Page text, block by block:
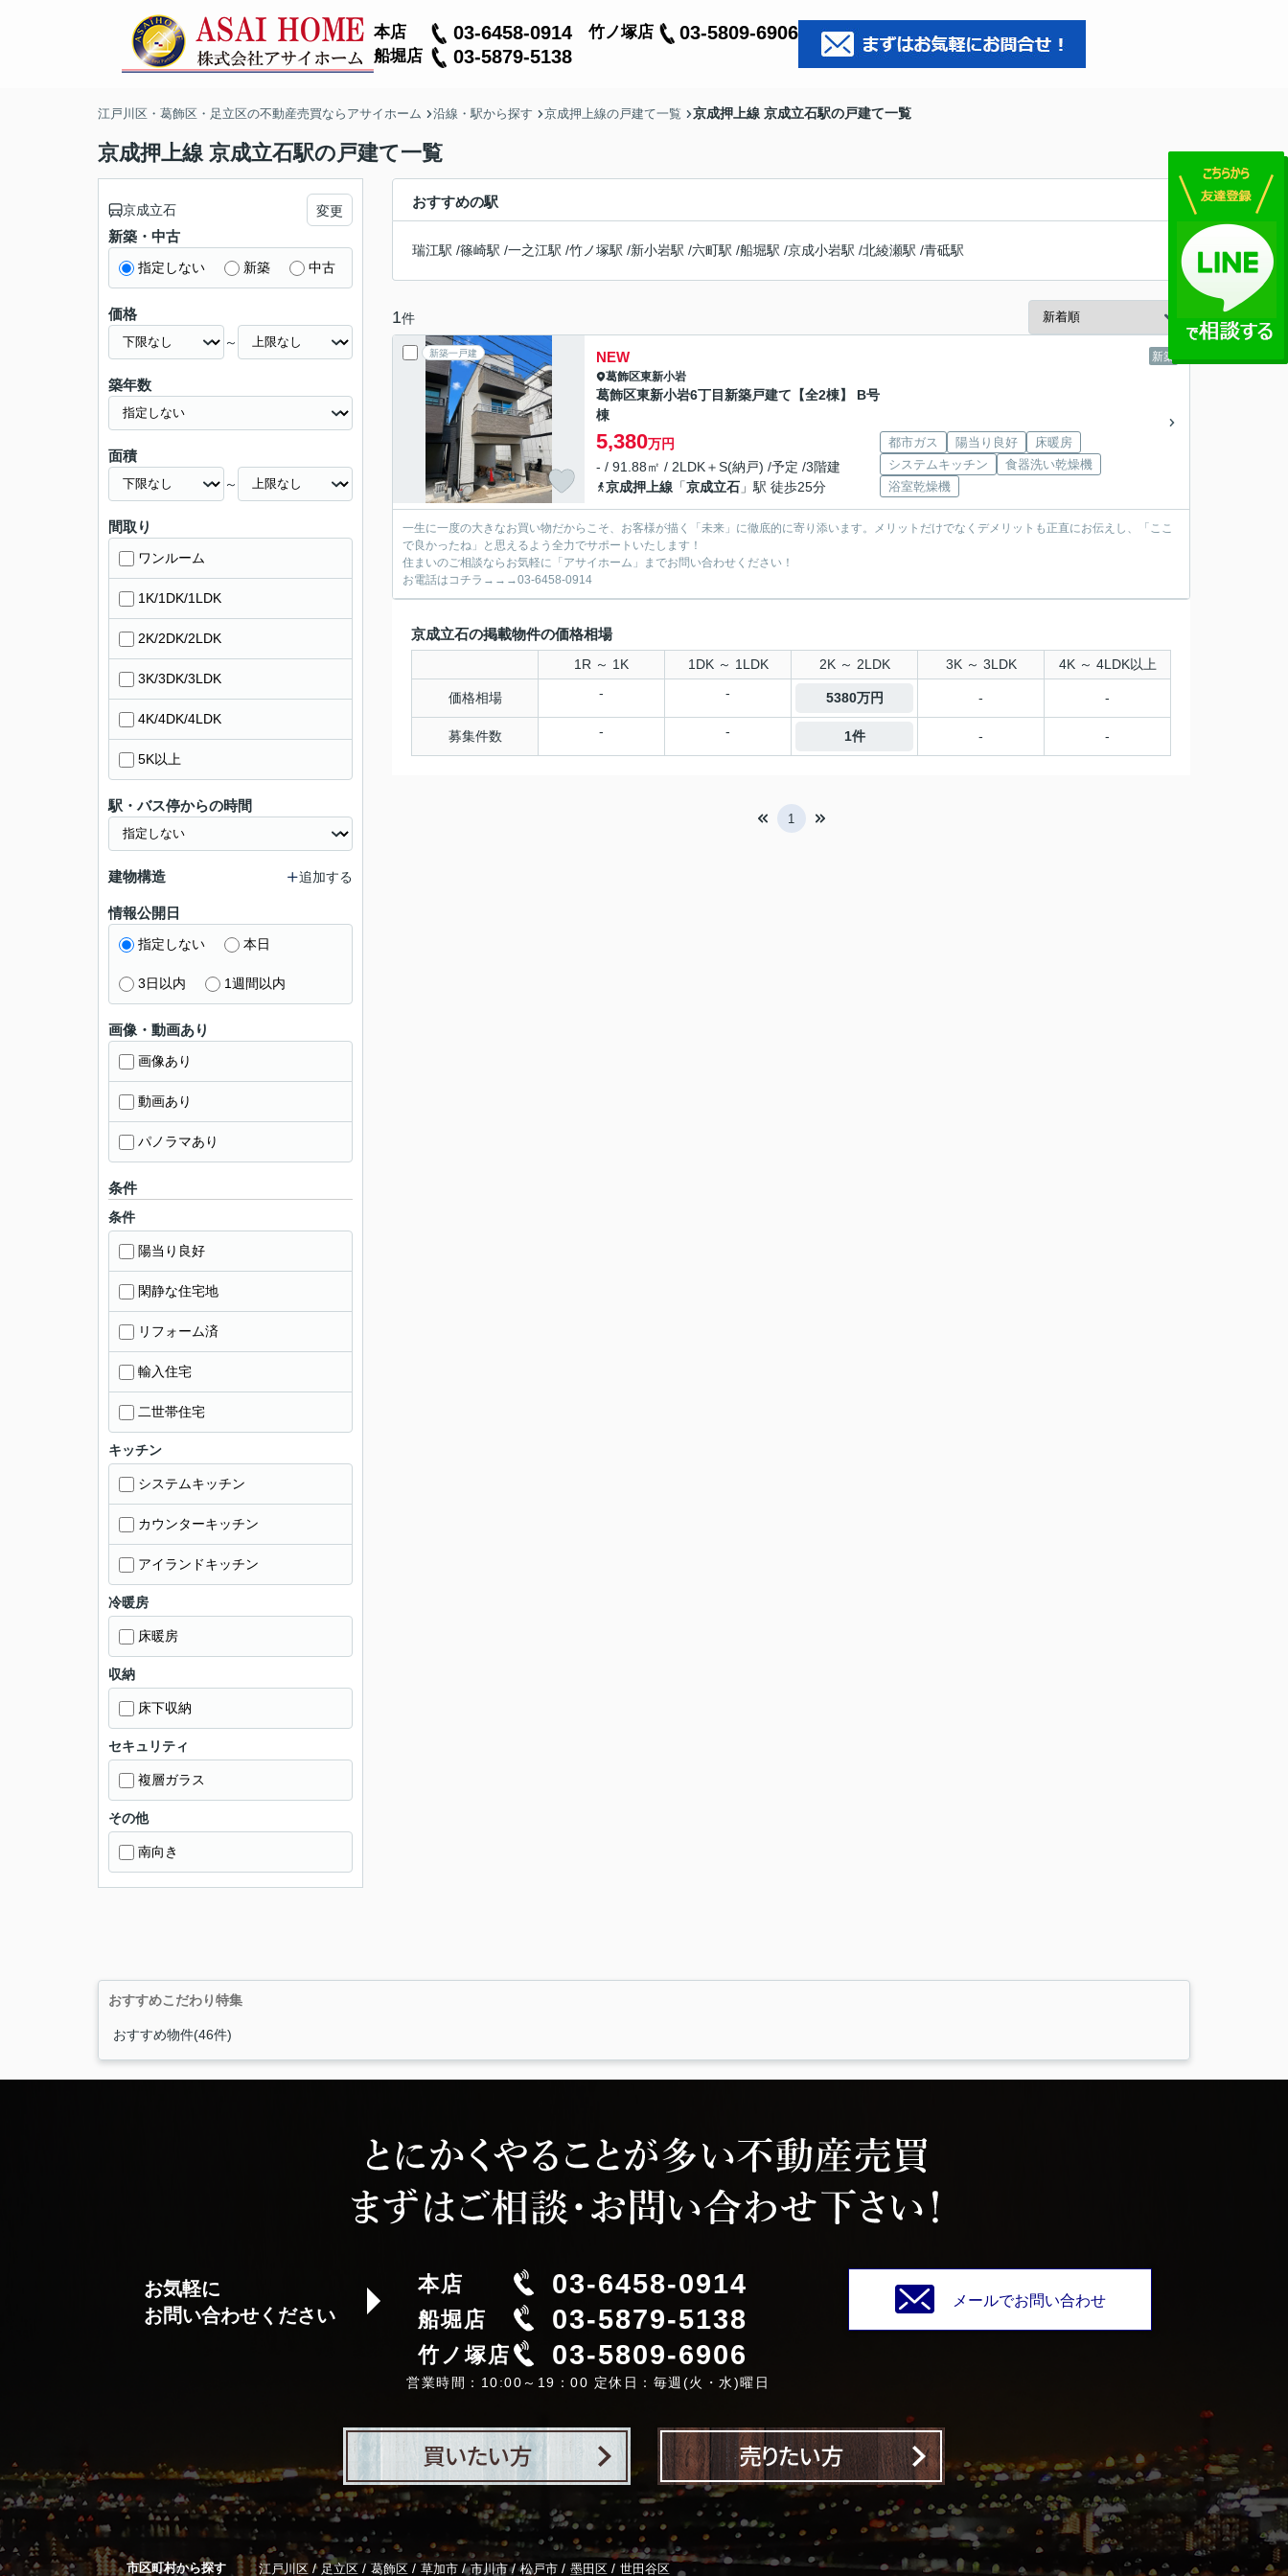
本店 03-6458-0914 竹ノ塚店 03-5809-6906
船堀店 03-5879-5138
江戸川区・葛飾区・足立区の不動産売買ならアサイホーム 沿線・駅から探す 京成押上線の戸建て一覧 京成押上線 京成立石駅の戸建て一覧
京成押上線 京成立石駅の戸建て一覧
おすすめの駅
瑞江駅 /篠崎駅 /一之江駅 /竹ノ塚駅 /新小岩駅 /六町駅 /船堀駅 /京成小岩駅 /北綾瀬駅 /青砥駅
1件
新築一戸建 新築
NEW
葛飾区東新小岩
葛飾区東新小岩6丁目新築戸建て【全2棟】 B号
棟
5,380万円
- / 91.88㎡ / 2LDK＋S(納戸) /予定 /3階建
京成押上線 「京成立石 」駅 徒歩25分
都市ガス 陽当り良好
床暖房
システムキッチン
食器洗い乾燥機
浴室乾燥機
一生に一度の大きなお買い物だからこそ、お客様が描く「未来」に徹底的に寄り添います。メリットだけでなくデメリットも正直にお伝えし、「ここ
で良かったね」と思えるよう全力でサポートいたします！
住まいのご相談ならお気軽に「アサイホーム」までお問い合わせください！
お電話はコチラ→→→03-6458-0914
京成立石の掲載物件の価格相場
1R ～ 1K 1DK ～ 1LDK 2K ～ 2LDK 3K ～ 3LDK 4K ～ 4LDK以上
価格相場 - - 5380万円 - -
募集件数 - - 1件 - -
1
京成立石 変更
新築・中古
指定しない 新築 中古
価格
～
築年数
面積
～
間取り
ワンルーム
1K/1DK/1LDK
2K/2DK/2LDK
3K/3DK/3LDK
4K/4DK/4LDK
5K以上
駅・バス停からの時間
建物構造 追加する
情報公開日
指定しない 本日
3日以内 1週間以内
画像・動画あり
画像あり
動画あり
パノラマあり
条件
条件
陽当り良好
閑静な住宅地
リフォーム済
輸入住宅
二世帯住宅
キッチン
システムキッチン
カウンターキッチン
アイランドキッチン
冷暖房
床暖房
収納
床下収納
セキュリティ
複層ガラス
その他
南向き
おすすめこだわり特集
おすすめ物件(46件)
お気軽に
お問い合わせください
本店 03-6458-0914
船堀店 03-5879-5138
竹ノ塚店 03-5809-6906
営業時間：10:00～19：00 定休日：毎週(火・水)曜日
メールでお問い合わせ
市区町村から探す 江戸川区 / 足立区 / 葛飾区 / 草加市 / 市川市 / 松戸市 / 墨田区 / 世田谷区